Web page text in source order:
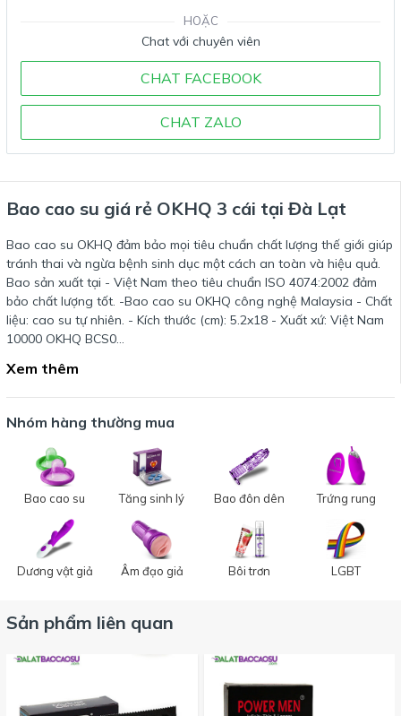
HOẶC
Chat với chuyên viên
CHAT FACEBOOK
CHAT ZALO
Bao cao su giá rẻ OKHQ 3 cái tại Đà Lạt
Bao cao su OKHQ đảm bảo mọi tiêu chuẩn chất lượng thế giới giúp
tránh thai và ngừa bệnh sinh dục một cách an toàn và hiệu quả.
Bao sản xuất tại - Việt Nam theo tiêu chuẩn ISO 4074:2002 đảm
bảo chất lượng tốt. -Bao cao su OKHQ công nghệ Malaysia - Chất
liệu: cao su tự nhiên. - Kích thước (cm): 5.2x18 - Xuất xứ: Việt Nam
10000 OKHQ BCS0…
Xem thêm
Nhóm hàng thường mua
Bao cao su Tăng sinh lý Bao đôn dên Trứng rung
Dương vật giả Âm đạo giả Bôi trơn LGBT
Sản phẩm liên quan